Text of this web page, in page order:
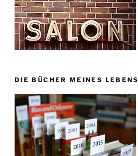
DIE BÜCHER MEINES LEBENS